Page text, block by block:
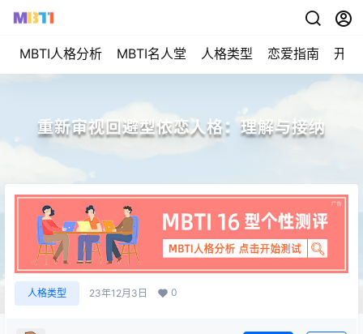
MBTI人格分析 MBTI名人堂 人格类型 恋爱指南 开始
重新审视回避型依恋人格：理解与接纳
人格类型 23年12月3日 0